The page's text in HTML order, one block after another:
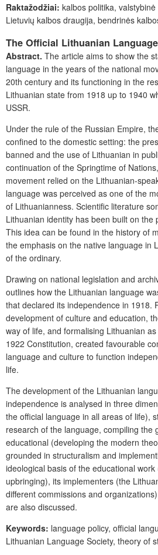
Raktažodžiai: kalbos politika,
Lietuvių kalbos draugija, bendrinės
The Official Lithuanian
Abstract. The article aims to show the
language in the years of the national
20th century and its functioning in the
Lithuanian state from 1918 up to 1940
USSR.
Under the rule of the Russian Empire,
confined to the domestic setting: the
banned and the use of Lithuanian in
continuation of the Springtime of
movement relied on the Lithuanian-
language was perceived as one of the
of Lithuanianness. Scientific literature
Lithuanian identity has been built on the
This idea can be found in the history of
the emphasis on the native language in
of the ordinary.
Drawing on national legislation and
outlines how the Lithuanian language
that declared its independence in 1918.
development of culture and education,
way of life, and formalising Lithuanian
1922 Constitution, created favourable
language and culture to function
life.
The development of the Lithuanian
independence is analysed in three
the official language in all areas of life),
research of the language, compiling the
educational (developing the modern
grounded in structuralism and
ideological basis of the educational
upbringing), its implementers (the
different commissions and
are also discussed.
Keywords: language policy, official
Lithuanian Language Society, theory of